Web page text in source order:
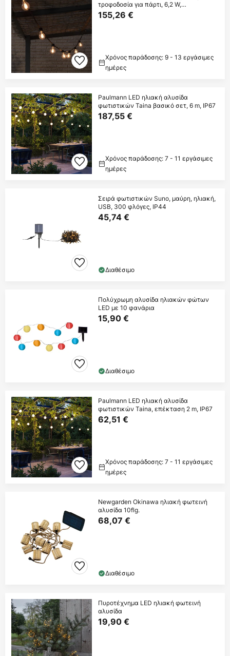
τροφοδοσία για πάρτι, 6,2 W,
κεχριμπαρένιο,
155,26 €
Χρόνος παράδοσης: 9 - 13 εργάσιμες
ημέρες
Paulmann LED ηλιακή αλυσίδα
φωτιστικών Taina βασικό σετ, 6 m, IP67
187,55 €
Χρόνος παράδοσης: 7 - 11 εργάσιμες
ημέρες
Σειρά φωτιστικών Suno, μαύρη, ηλιακή,
USB, 300 φλόγες, IP44
45,74 €
Διαθέσιμο
Πολύχρωμη αλυσίδα ηλιακών φώτων
LED με 10 φανάρια
15,90 €
Διαθέσιμο
Paulmann LED ηλιακή αλυσίδα
φωτιστικών Taina, επέκταση 2 m, IP67
62,51 €
Χρόνος παράδοσης: 7 - 11 εργάσιμες
ημέρες
Newgarden Okinawa ηλιακή φωτεινή
αλυσίδα 10flg.
68,07 €
Διαθέσιμο
Πυροτέχνημα LED ηλιακή φωτεινή
αλυσίδα
19,90 €